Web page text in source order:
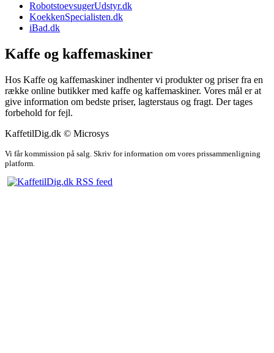
RobotstoevsugerUdstyr.dk
KoekkenSpecialisten.dk
iBad.dk
Kaffe og kaffemaskiner
Hos Kaffe og kaffemaskiner indhenter vi produkter og priser fra en
række online butikker med kaffe og kaffemaskiner. Vores mål er at
give information om bedste priser, lagterstaus og fragt. Der tages
forbehold for fejl.
KaffetilDig.dk © Microsys
Vi får kommission på salg. Skriv for information om vores prissammenligning
platform.